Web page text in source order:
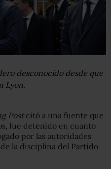
desconocido desde que
Lyon.
Postcitó a una fuente que
fue detenido en cuanto
por las autoridades
la disciplina del Partido